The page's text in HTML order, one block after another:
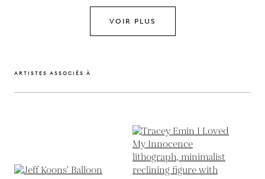
VOIR PLUS
ARTISTES ASSOCIÉS À